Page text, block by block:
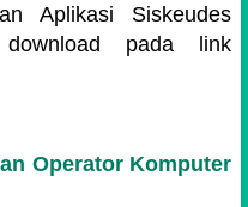
Aplikasi Siskeudes
pada link
Operator Komputer